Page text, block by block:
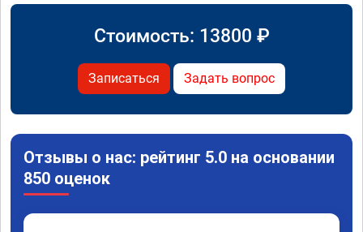
Стоимость: 13800 ₽
Записаться Задать вопрос
Отзывы о нас: рейтинг 5.0 на основании
850 оценок